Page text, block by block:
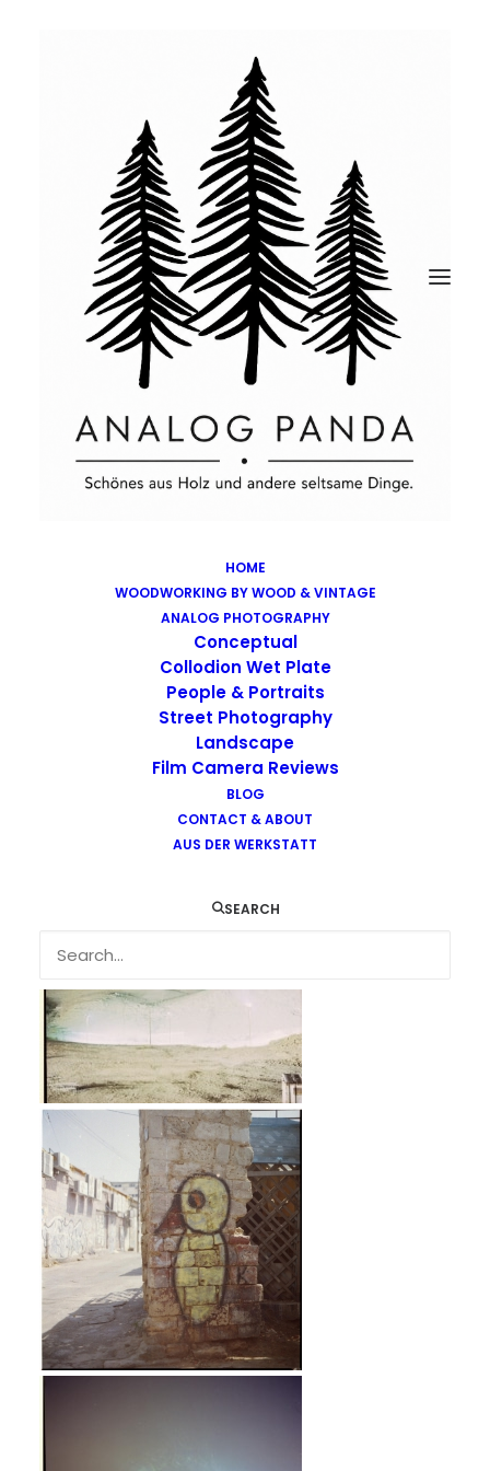
HOME
WOODWORKING BY WOOD & VINTAGE
ANALOG PHOTOGRAPHY
Conceptual
Collodion Wet Plate
People & Portraits
Street Photography
Landscape
Film Camera Reviews
BLOG
CONTACT & ABOUT
AUS DER WERKSTATT
SEARCH
Images tagged "kodak-portra-400"
Images tagged "kodak-portra-400"